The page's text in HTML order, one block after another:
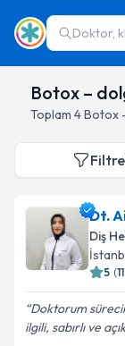
Doktor,
Botox –
Toplam 4Botox
Dt.
Diş
5 (11
Doktorum
ilgili, sabırlı ve